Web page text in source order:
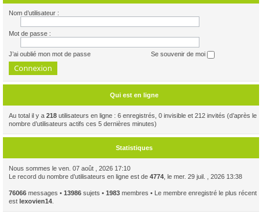
Nom d’utilisateur :
Mot de passe :
J’ai oublié mon mot de passe Se souvenir de moi
Qui est en ligne
Au total il y a 218 utilisateurs en ligne : 6 enregistrés, 0 invisible et 212 invités (d’après le
nombre d’utilisateurs actifs ces 5 dernières minutes)
Statistiques
Nous sommes le ven. 07 août , 2026 17:10
Le record du nombre d’utilisateurs en ligne est de 4774 , le mer. 29 juil. , 2026 13:38
76066 messages • 13986 sujets • 1983 membres • Le membre enregistré le plus récent
est lexovien14